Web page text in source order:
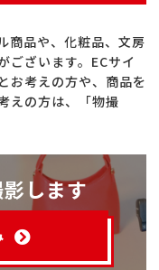
商品や、化粧品、文房
ございます。ECサイ
お考えの方や、商品を
えの方は、「物撮
します